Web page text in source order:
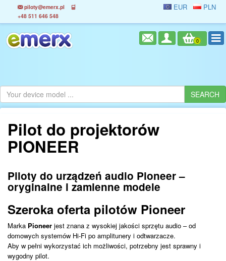
piloty@emerx.pl
+48 511 646 548
EUR PLN
0
Pilot do projektorów
PIONEER
Piloty do urządzeń audio Pioneer –
oryginalne i zamienne modele
Szeroka oferta pilotów Pioneer
Marka Pioneer jest znana z wysokiej jakości sprzętu audio – od
domowych systemów Hi-Fi po amplitunery i odtwarzacze.
Aby w pełni wykorzystać ich możliwości, potrzebny jest sprawny i
wygodny pilot.